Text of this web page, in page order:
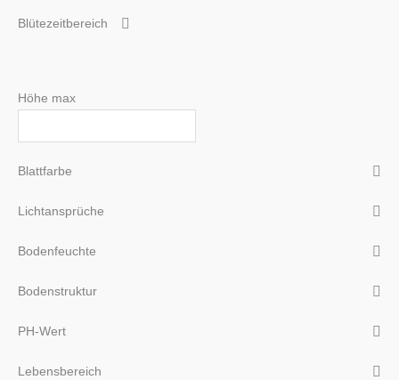
Blütezeitbereich
Höhe max
Blattfarbe
Lichtansprüche
Bodenfeuchte
Bodenstruktur
PH-Wert
Lebensbereich